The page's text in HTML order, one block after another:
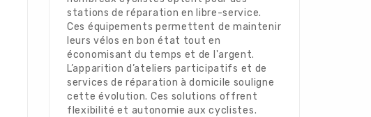
stations de réparation en libre-service.
Ces équipements permettent de maintenir
leurs vélos en bon état tout en
économisant du temps et de l'argent.
L’apparition d’ateliers participatifs et de
services de réparation à domicile souligne
cette évolution. Ces solutions offrent
flexibilité et autonomie aux cyclistes.